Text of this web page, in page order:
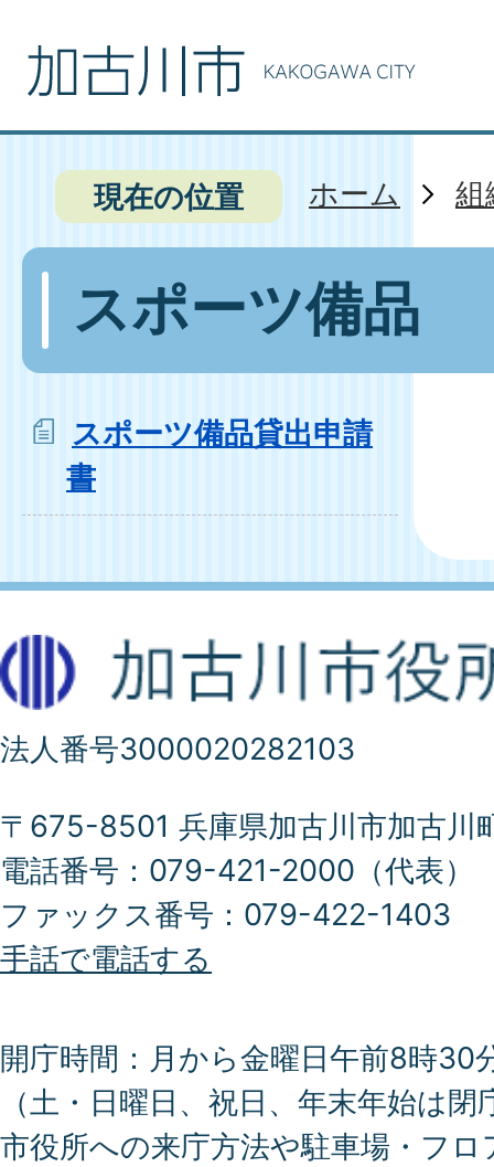
現在の位置 ホーム 組
スポーツ備品
スポーツ備品貸出申請
書
法人番号3000020282103
〒675-8501 兵庫県加古川市加古川
電話番号：079-421-2000（代表）
ファックス番号：079-422-1403
手話で電話する
開庁時間：月から金曜日午前8時30
（土・日曜日、祝日、年末年始は閉
市役所への来庁方法や駐車場・フ